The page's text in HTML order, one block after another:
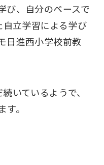
び、自分のペースで
立学習による学び
日進西小学校前教
いているようで、
。